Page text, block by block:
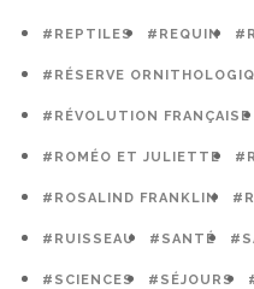
#REPTILES #REQUIN
#RÉSERVE
#RÉVOLUTION FRANÇAISE
#ROMÉO ET JULIETTE
#ROSALIND FRANKLIN
#RUISSEAU #SANTÉ
#SCIENCES #SÉJOURS